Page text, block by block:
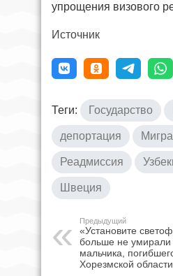
упрощения визового
Источник
Теги: Государство
депортация
Реадмиссия
Швеция
Предыдущий
«Установите
больше не
мальчика,
Хорезмской области